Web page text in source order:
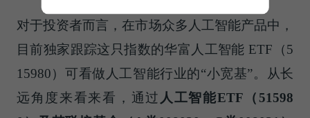
对于投资者而言，在市场众多人工智能产品中，
目前独家跟踪这只指数的华富人工智能 ETF（5
15980）可看做人工智能行业的“小宽基”。从长
远角度来看来看，通过 人工智能ETF（51598